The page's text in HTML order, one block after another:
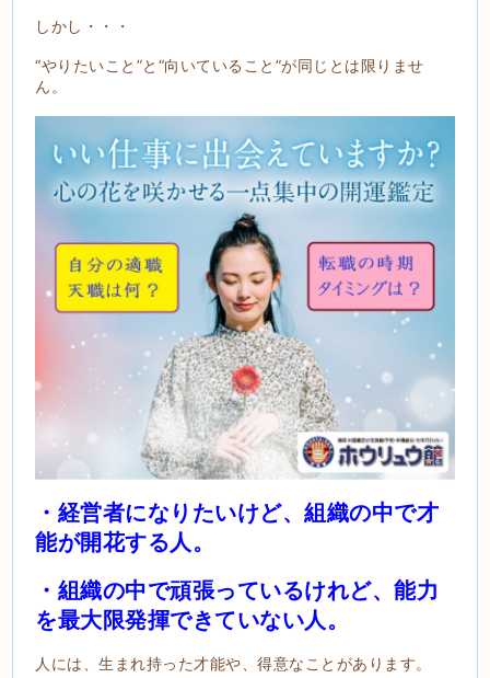
しかし・・・
“やりたいこと”と“向いていること”が同じとは限りませ
ん。
・経営者になりたいけど、組織の中で才
能が開花する人。
・組織の中で頑張っているけれど、能力
を最大限発揮できていない人。
人には、生まれ持った才能や、得意なことがあります。